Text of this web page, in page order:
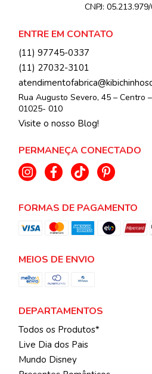
CNPJ:
ENTRE EM CONTATO
(11) 97745-0337
(11) 27032-3101
Rua Augusto Severo, 45 – Centro
01025- 010
Visite o nosso Blog!
PERMANEÇA CONECTADO
FORMAS DE PAGAMENTO
MEIOS DE ENVIO
DEPARTAMENTOS
Todos os Produtos*
Live Dia dos Pais
Mundo Disney